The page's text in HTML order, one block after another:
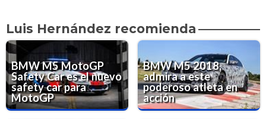
Luis Hernández recomienda
BMW M5 MotoGP
Safety Car es el nuevo
safety car para
MotoGP
BMW M5 2018,
admira a este
poderoso atleta en
acción